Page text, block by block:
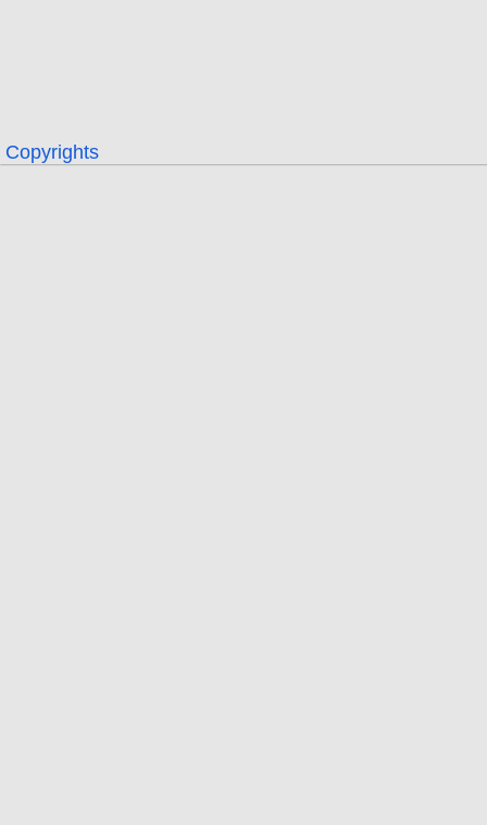
Copyrights